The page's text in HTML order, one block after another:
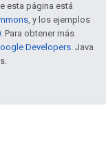
esta página está
, y los ejemplos
. Para obtener más
Developers. Java